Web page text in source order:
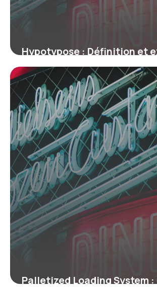
Hypotypose : Définition et
en littérature
9 juillet 2026
Palletized Loading System :